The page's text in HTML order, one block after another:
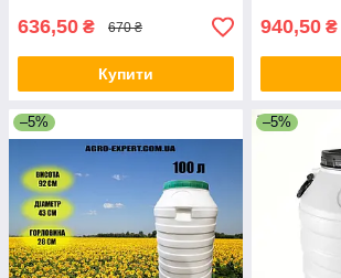
636,50 ₴ 670 ₴
Купити
940,50 ₴
–5% –5%